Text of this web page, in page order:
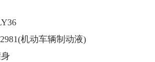
机动车辆制动液)